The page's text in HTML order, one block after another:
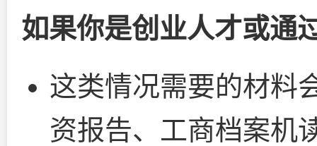
如果你是创业人才或通
这类情况需要的材料
资报告、工商档案机